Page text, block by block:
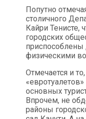
Попутно
столичного
Кайри Тенисте,
городских
приспособлены
физическими
Отмечается и
основных
Впрочем, не
районы